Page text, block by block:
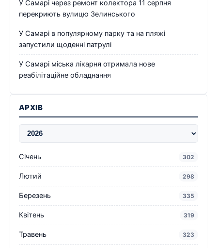
У Самарі через ремонт колектора 11 серпня
перекриють вулицю Зелинського
У Самарі в популярному парку та на пляжі
запустили щоденні патрулі
У Самарі міська лікарня отримала нове
реабілітаційне обладнання
АРХІВ
Січень 302
Лютий 298
Березень 335
Квітень 319
Травень 323